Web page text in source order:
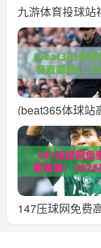
九游体育投球站
站，2026年最
与实用技巧大公
(beat365体球站
播网)：2026年
的五大亮点
147压球网免费
播：2026赛季